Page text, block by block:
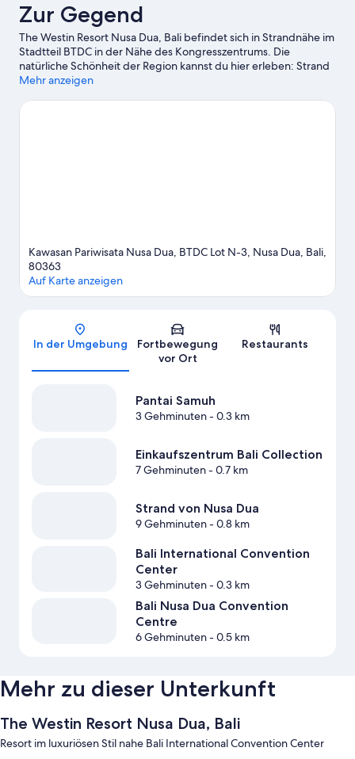
Zur Gegend
The Westin Resort Nusa Dua, Bali befindet sich in Strandnähe im
Stadtteil BTDC in der Nähe des Kongresszentrums. Die
natürliche Schönheit der Region kannst du hier erleben: Strand
von Nusa Dua und Geger-Strand. Museum Pasifika und Bali
interessierte Besucher an. Bali International Convention Center
Mehr anzeigen
Kawasan Pariwisata Nusa Dua, BTDC Lot N-3, Nusa Dua, Bali,
80363
Auf Karte anzeigen
In der Umgebung
Fortbewegung
vor Ort
Restaurants
Pantai Samuh
3 Gehminuten- 0.3 km
Einkaufszentrum Bali Collection
7 Gehminuten- 0.7 km
Strand von Nusa Dua
9 Gehminuten- 0.8 km
Bali International Convention
Center
3 Gehminuten- 0.3 km
Bali Nusa Dua Convention
Centre
6 Gehminuten- 0.5 km
Mehr zu dieser Unterkunft
The Westin Resort Nusa Dua, Bali
Resort im luxuriösen Stil nahe Bali International Convention Center